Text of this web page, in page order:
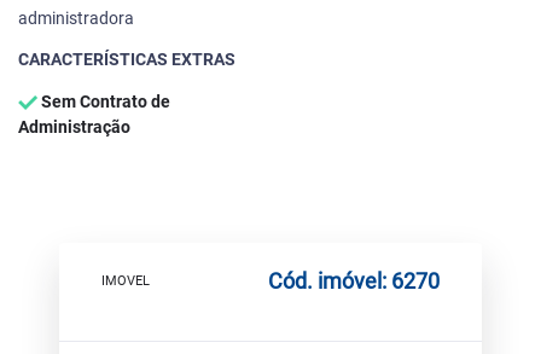
administradora
CARACTERÍSTICAS EXTRAS
Sem Contrato de
Administração
IMOVEL Cód. imóvel: 6270